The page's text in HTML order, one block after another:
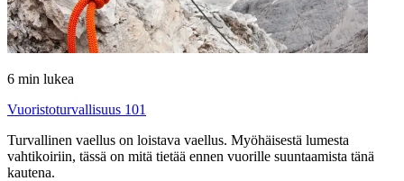
6 min lukea
Vuoristoturvallisuus 101
Turvallinen vaellus on loistava vaellus. Myöhäisestä lumesta
vahtikoiriin, tässä on mitä tietää ennen vuorille suuntaamista tänä
kautena.